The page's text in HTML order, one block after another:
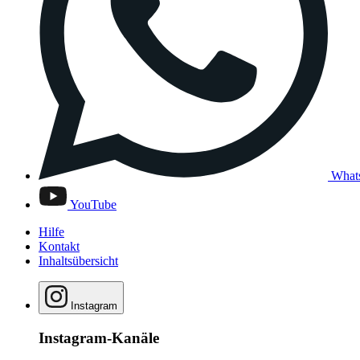
YouTube
Hilfe
Kontakt
Inhaltsübersicht
Instagram
Instagram-Kanäle